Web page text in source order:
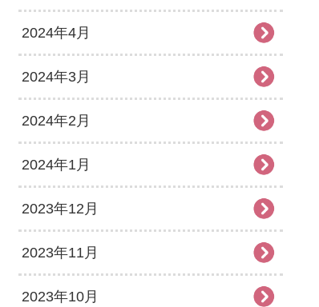
2024年4月
2024年3月
2024年2月
2024年1月
2023年12月
2023年11月
2023年10月